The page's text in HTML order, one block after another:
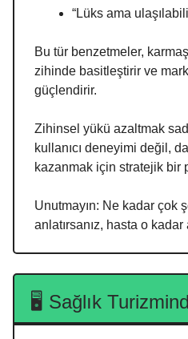
“Lüks ama
Bu tür benzetmeler,
zihinde basitleştirir ve
güçlendirir.
Zihinsel yükü azaltmak
kullanıcı deneyimi değil,
kazanmak için stratejik bir
Unutmayın: Ne kadar çok
anlatırsanız, hasta o kadar
🖥️ Sağlık